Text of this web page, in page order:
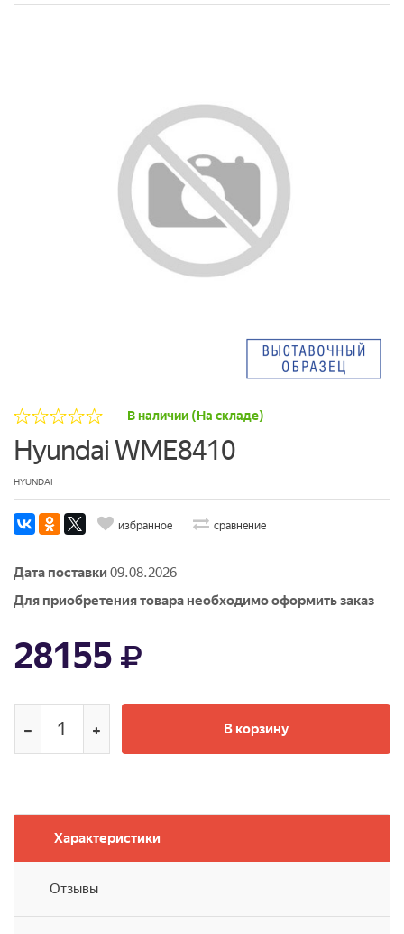
В наличии (На складе)
Hyundai WME8410
HYUNDAI
избранное сравнение
Дата поставки 09.08.2026
Для приобретения товара необходимо оформить заказ
28155
В корзину
Характеристики
Отзывы